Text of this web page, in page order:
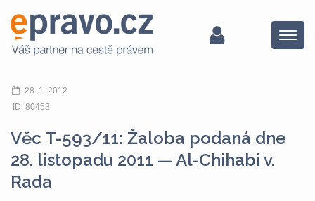
Menu
28. 1. 2012
ID: 80453
Věc T-593/11: Žaloba podaná dne
28. listopadu 2011 — Al-Chihabi v.
Rada